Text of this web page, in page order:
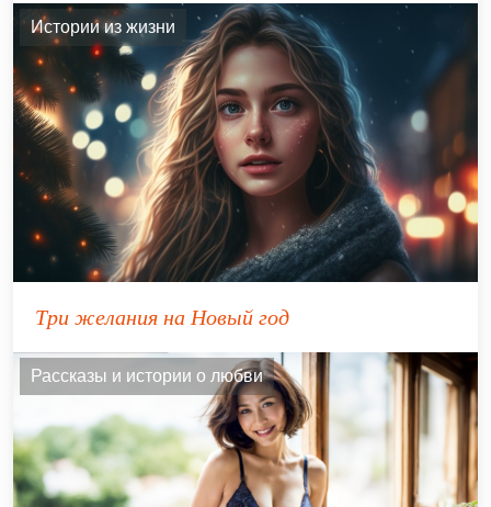
Истории из жизни
Три желания на Новый год
Рассказы и истории о любви